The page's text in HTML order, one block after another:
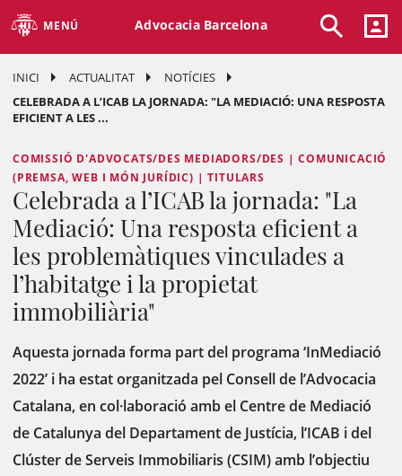
MENÚ Advocacia Barcelona
INICI ACTUALITAT
NOTÍCIES
CELEBRADA A L’ICAB LA JORNADA: "LA MEDIACIÓ: UNA RESPOSTA
EFICIENT A LES ...
COMISSIÓ D'ADVOCATS/DES MEDIADORS/DES | COMUNICACIÓ
(PREMSA, WEB I MÓN JURÍDIC) | TITULARS
Celebrada a l’ICAB la jornada: "La
Mediació: Una resposta eficient a
les problemàtiques vinculades a
l’habitatge i la propietat
immobiliària"
Aquesta jornada forma part del programa ‘InMediació
2022’ i ha estat organitzada pel Consell de l’Advocacia
Catalana, en col·laboració amb el Centre de Mediació
de Catalunya del Departament de Justícia, l’ICAB i del
Clúster de Serveis Immobiliaris (CSIM) amb l’objectiu